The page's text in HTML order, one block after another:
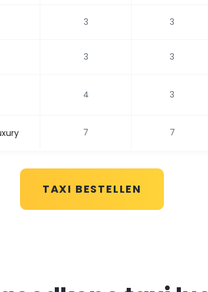
3 3
3 3
4 3
7 7
TAXI BESTELLEN